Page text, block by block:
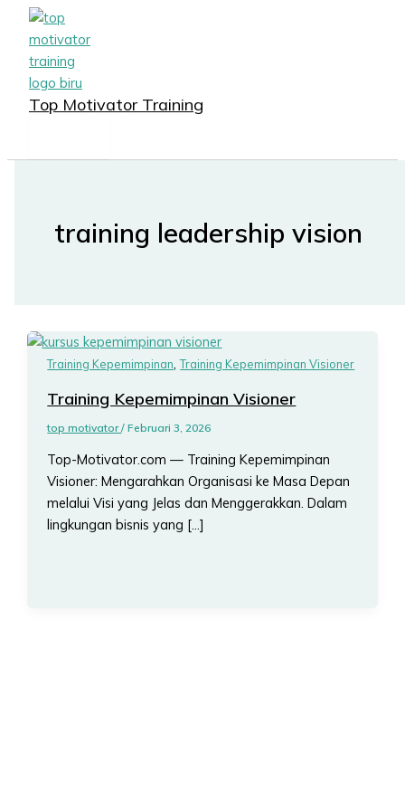
Lewati
konten
Top Motivator Training
MENU
training leadership vision
Training Kepemimpinan,Training Kepemimpinan Visioner
Training Kepemimpinan Visioner
top motivator/Februari 3, 2026
Top-Motivator.com — Training Kepemimpinan
Visioner: Mengarahkan Organisasi ke Masa Depan
melalui Visi yang Jelas dan Menggerakkan. Dalam
lingkungan bisnis yang […]